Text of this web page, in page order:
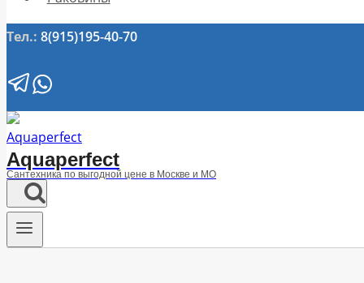
Тел.: 8(915)195-40-70
Aquaperfect
Сантехника по выгодной цене в Москве и МО